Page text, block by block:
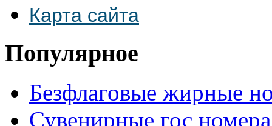
Карта сайта
Популярное
Безфлаговые жирные
Сувенирные гос